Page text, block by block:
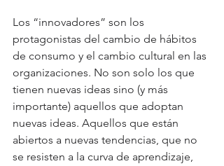
Los “innovadores” son los
protagonistas del cambio de hábitos
de consumo y el cambio cultural en las
organizaciones. No son solo los que
tienen nuevas ideas sino (y más
importante) aquellos que adoptan
nuevas ideas. Aquellos que están
abiertos a nuevas tendencias, que no
se resisten a la curva de aprendizaje,